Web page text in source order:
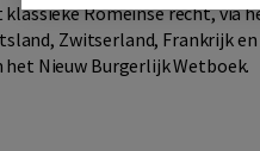
Romeinse recht, via
Zwitserland, Frankrijk
Nieuw Burgerlijk Wetboek.